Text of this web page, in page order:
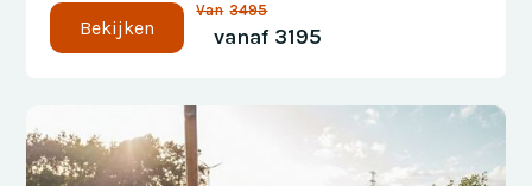
Bekijken
Van 3495
vanaf 3195